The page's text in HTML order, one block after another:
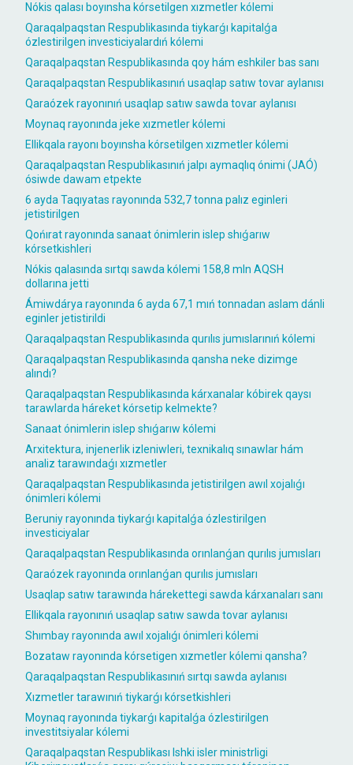
Nókis qalası boyınsha kórsetilgen xızmetler kólemi
Qaraqalpaqstan Respublikasında tiykarǵı kapitalǵa
ózlestirilgen investiciyalardıń kólemi
Qaraqalpaqstan Respublikasında qoy hám eshkiler bas sanı
Qaraqalpaqstan Respublikasınıń usaqlap satıw tovar aylanısı
Qaraózek rayonınıń usaqlap satıw sawda tovar aylanısı
Moynaq rayonında jeke xızmetler kólemi
Ellikqala rayonı boyınsha kórsetilgen xızmetler kólemi
Qaraqalpaqstan Respublikasınıń jalpı aymaqlıq ónimi (JAÓ)
ósiwde dawam etpekte
6 ayda Taqıyatas rayonında 532,7 tonna palız eginleri
jetistirilgen
Qońırat rayonında sanaat ónimlerin islep shıǵarıw
kórsetkishleri
Nókis qalasında sırtqı sawda kólemi 158,8 mln AQSH
dollarına jetti
Ámiwdárya rayonında 6 ayda 67,1 mıń tonnadan aslam dánli
eginler jetistirildi
Qaraqalpaqstan Respublikasında qurılıs jumıslarınıń kólemi
Qaraqalpaqstan Respublikasında qansha neke dizimge
alındı?
Qaraqalpaqstan Respublikasında kárxanalar kóbirek qaysı
tarawlarda háreket kórsetip kelmekte?
Sanaat ónimlerin islep shıǵarıw kólemi
Arxitektura, injenerlik izleniwleri, texnikalıq sınawlar hám
analiz tarawındaǵı xızmetler
Qaraqalpaqstan Respublikasında jetistirilgen awıl xojalıǵı
ónimleri kólemi
Beruniy rayonında tiykarǵı kapitalǵa ózlestirilgen
investiciyalar
Qaraqalpaqstan Respublikasında orınlanǵan qurılıs jumısları
Qaraózek rayonında orınlanǵan qurılıs jumısları
Usaqlap satıw tarawında hárekettegi sawda kárxanaları sanı
Ellikqala rayonınıń usaqlap satıw sawda tovar aylanısı
Shımbay rayonında awıl xojalıǵı ónimleri kólemi
Bozataw rayonında kórsetigen xızmetler kólemi qansha?
Qaraqalpaqstan Respublikasınıń sırtqı sawda aylanısı
Xızmetler tarawınıń tiykarǵı kórsetkishleri
Moynaq rayonında tiykarǵı kapitalǵa ózlestirilgen
investitsiyalar kólemi
Qaraqalpaqstan Respublikası Ishki isler ministrligi